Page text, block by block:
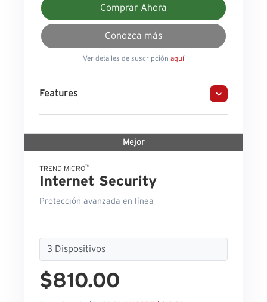
Comprar Ahora
Conozca más
Ver detalles de suscripción aquí
Features
Mejor
TREND MICRO™
Internet Security
Protección avanzada en línea
$810.00